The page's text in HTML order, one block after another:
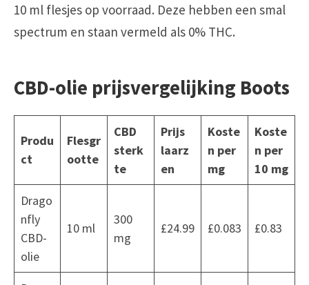
10 ml flesjes op voorraad. Deze hebben een smal
spectrum en staan vermeld als 0% THC.
CBD-olie prijsvergelijking Boots
Produ
ct
Flesgr
ootte
CBD
sterk
te
Prijs
laarz
en
Koste
n per
mg
Koste
n per
10 mg
Drago
nfly
CBD-
olie
10 ml
300
mg
£24.99 £0.083 £0.83